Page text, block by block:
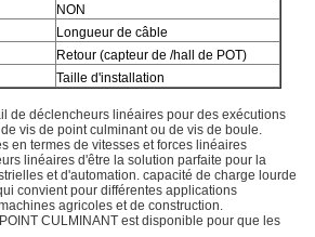
NON
Longueur de câble
Retour (capteur de /hall de POT)
Taille d'installation
de déclencheurs linéaires pour des exécutions
vis de point culminant ou de vis de boule.
en termes de vitesses et forces linéaires
linéaires d'être la solution parfaite pour la
et d'automation. capacité de charge lourde
convient pour différentes applications
agricoles et de construction.
CULMINANT est disponible pour que les